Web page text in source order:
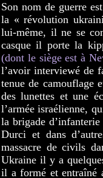
Son nom de guerre
la « révolution
lui-même, il ne se
casque il porte la
(dont le siège est à
l’avoir interviewé de
tenue de camouflage
des lunettes et une
l’armée israélienne,
la brigade
Durci et dans
massacre de civils
Ukraine il y a
il a formé et entraîné